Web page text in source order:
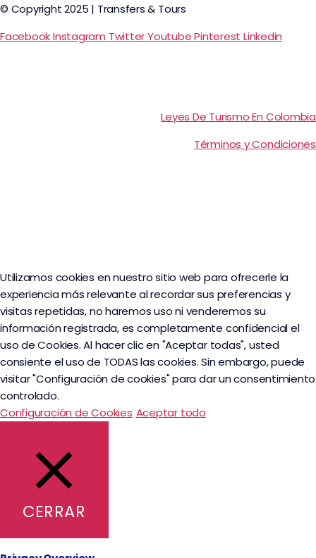
© Copyright 2025 | Transfers & Tours
FacebookInstagram TwitterYoutubePinterest Linkedin
Leyes De Turismo En Colombia
Términos y Condiciones
Utilizamos cookies en nuestro sitio web para ofrecerle la
experiencia más relevante al recordar sus preferencias y
visitas repetidas, no haremos uso ni venderemos su
información registrada, es completamente confidencial el
uso de Cookies. Al hacer clic en "Aceptar todas", usted
consiente el uso de TODAS las cookies. Sin embargo, puede
visitar "Configuración de cookies" para dar un consentimiento
controlado.
Configuración de Cookies Aceptar todo
CERRAR